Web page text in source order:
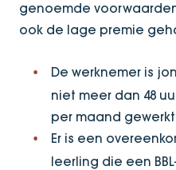
genoemde
ook de lage premie
De werknemer is
niet meer dan 48
per maand gewerkt
Er is een
leerling die een